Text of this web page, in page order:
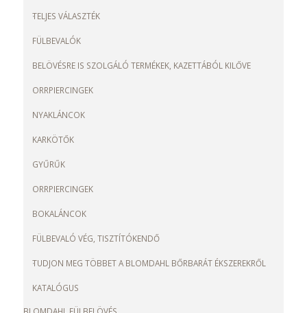
TELJES VÁLASZTÉK
FÜLBEVALÓK
BELÖVÉSRE IS SZOLGÁLÓ TERMÉKEK, KAZETTÁBÓL KILŐVE
ORRPIERCINGEK
NYAKLÁNCOK
KARKÖTŐK
GYŰRŰK
ORRPIERCINGEK
BOKALÁNCOK
FÜLBEVALÓ VÉG, TISZTÍTÓKENDŐ
TUDJON MEG TÖBBET A BLOMDAHL BŐRBARÁT ÉKSZEREKRŐL
KATALÓGUS